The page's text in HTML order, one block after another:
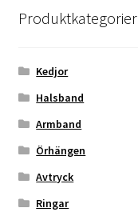
Produktkategorier
Kedjor
Halsband
Armband
Örhängen
Avtryck
Ringar